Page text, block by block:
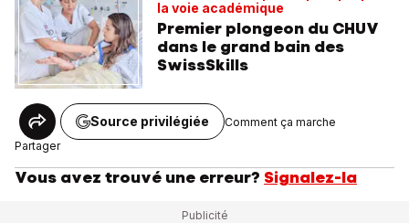
la voie académique
Premier plongeon du CHUV
dans le grand bain des
SwissSkills
Partager
Source privilégiée Comment ça marche
Vous avez trouvé une erreur? Signalez-la